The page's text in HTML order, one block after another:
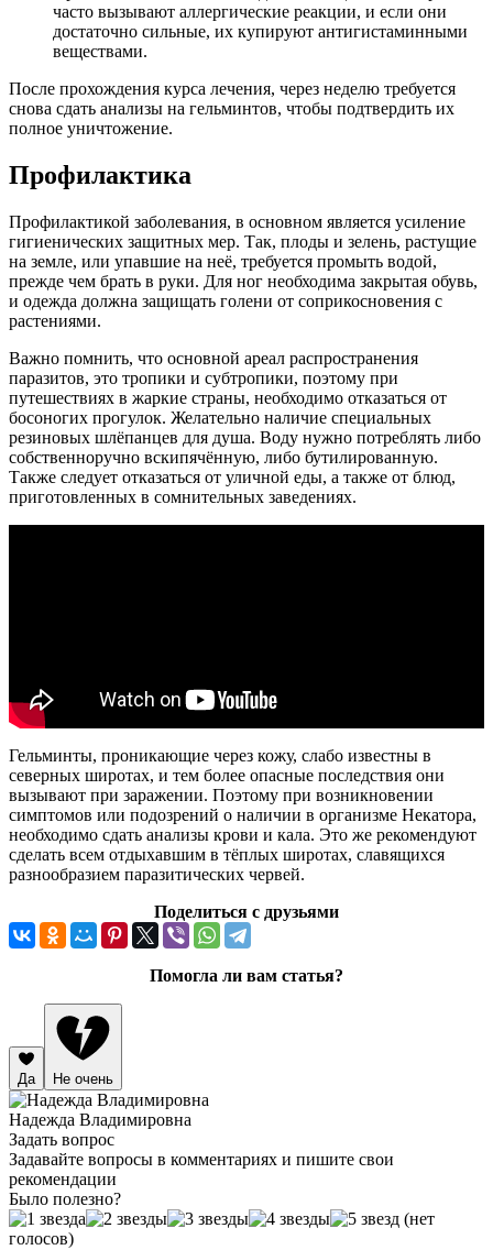
часто вызывают аллергические реакции, и если они
достаточно сильные, их купируют антигистаминными
веществами.
После прохождения курса лечения, через неделю требуется
снова сдать анализы на гельминтов, чтобы подтвердить их
полное уничтожение.
Профилактика
Профилактикой заболевания, в основном является усиление
гигиенических защитных мер. Так, плоды и зелень, растущие
на земле, или упавшие на неё, требуется промыть водой,
прежде чем брать в руки. Для ног необходима закрытая обувь,
и одежда должна защищать голени от соприкосновения с
растениями.
Важно помнить, что основной ареал распространения
паразитов, это тропики и субтропики, поэтому при
путешествиях в жаркие страны, необходимо отказаться от
босоногих прогулок. Желательно наличие специальных
резиновых шлёпанцев для душа. Воду нужно потреблять либо
собственноручно вскипячённую, либо бутилированную.
Также следует отказаться от уличной еды, а также от блюд,
приготовленных в сомнительных заведениях.
Гельминты, проникающие через кожу, слабо известны в
северных широтах, и тем более опасные последствия они
вызывают при заражении. Поэтому при возникновении
симптомов или подозрений о наличии в организме Некатора,
необходимо сдать анализы крови и кала. Это же рекомендуют
сделать всем отдыхавшим в тёплых широтах, славящихся
разнообразием паразитических червей.
Поделиться с друзьями
Помогла ли вам статья?
Да Не очень
Надежда Владимировна
Задать вопрос
Задавайте вопросы в комментариях и пишите свои
рекомендации
Было полезно?
(нет
голосов)